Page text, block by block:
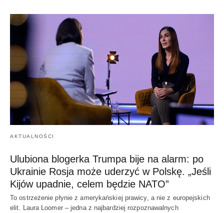
AKTUALNOŚCI
Ulubiona blogerka Trumpa bije na alarm: po
Ukrainie Rosja może uderzyć w Polskę. „Jeśli
Kijów upadnie, celem będzie NATO”
To ostrzeżenie płynie z amerykańskiej prawicy, a nie z europejskich
elit. Laura Loomer – jedna z najbardziej rozpoznawalnych